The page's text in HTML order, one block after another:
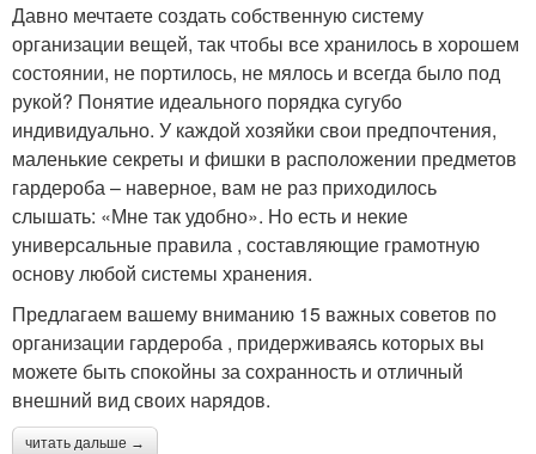
Давно мечтаете создать собственную систему
организации вещей, так чтобы все хранилось в хорошем
состоянии, не портилось, не мялось и всегда было под
рукой? Понятие идеального порядка сугубо
индивидуально. У каждой хозяйки свои предпочтения,
маленькие секреты и фишки в расположении предметов
гардероба – наверное, вам не раз приходилось
слышать: «Мне так удобно». Но есть и некие
универсальные правила , составляющие грамотную
основу любой системы хранения.
Предлагаем вашему вниманию 15 важных советов по
организации гардероба , придерживаясь которых вы
можете быть спокойны за сохранность и отличный
внешний вид своих нарядов.
читать дальше →